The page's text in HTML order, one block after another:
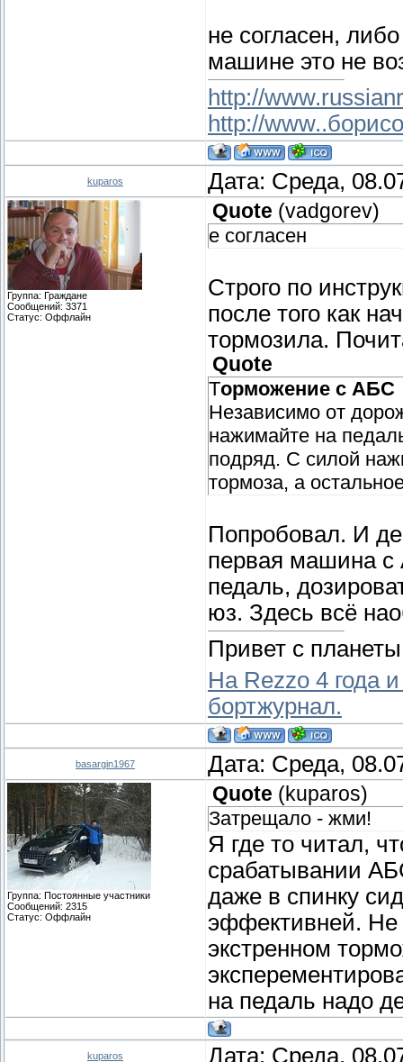
не согласен,
машине это не
http://
http://
kuparos Дата: Среда,
Группа: Граждане
Сообщений: 3371
Статус: Оффлайн
Quote (vadgorev)
е согласен
Строго по
после того как
тормозила.
Quote
Торможение с АБС
Независимо от
нажимайте на
подряд. С силой
тормоза, а
Попробовал. И
первая машина с
педаль,
юз. Здесь всё
Привет с
На Rezzo 4 года
бортжурнал.
basargin1967 Дата: Среда,
Группа: Постоянные участники
Сообщений: 2315
Статус: Оффлайн
Quote (kuparos)
Затрещало - жми!
Я где то читал,
срабатывании
даже в спинку
эффективней. Не
экстренном
на педаль надо
kuparos Дата: Среда,